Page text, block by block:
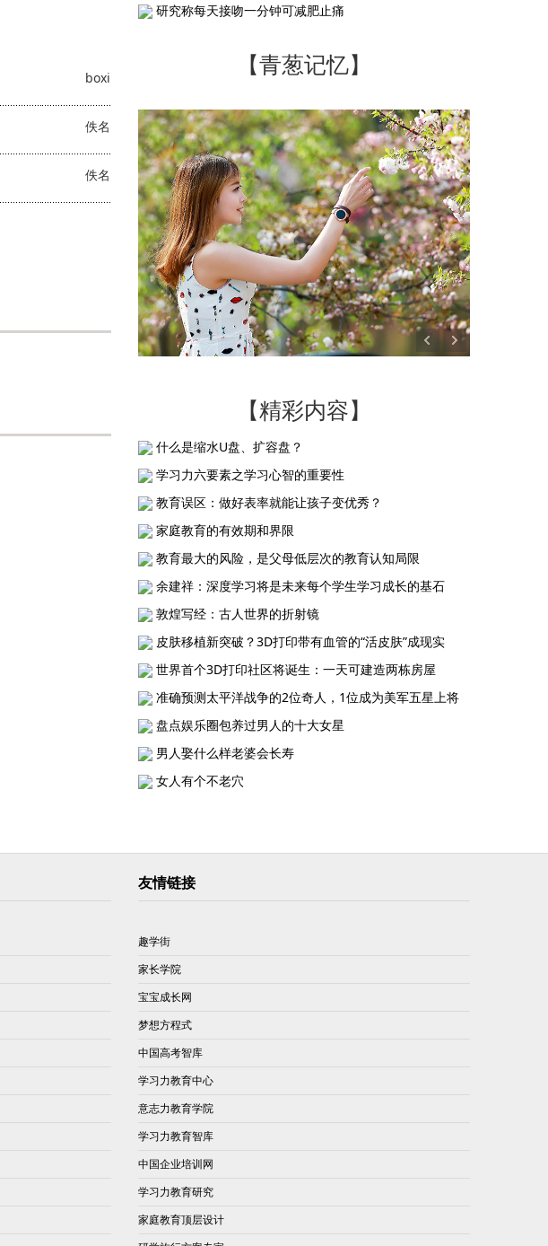
boxi
佚名
佚名
研究称每天接吻一分钟可减肥止痛
【青葱记忆】
【精彩内容】
什么是缩水U盘、扩容盘？
学习力六要素之学习心智的重要性
教育误区：做好表率就能让孩子变优秀？
家庭教育的有效期和界限
教育最大的风险，是父母低层次的教育认知局限
余建祥：深度学习将是未来每个学生学习成长的基石
敦煌写经：古人世界的折射镜
皮肤移植新突破？3D打印带有血管的“活皮肤”成现实
世界首个3D打印社区将诞生：一天可建造两栋房屋
准确预测太平洋战争的2位奇人，1位成为美军五星上将
盘点娱乐圈包养过男人的十大女星
男人娶什么样老婆会长寿
女人有个不老穴
友情链接
趣学街
家长学院
宝宝成长网
梦想方程式
中国高考智库
学习力教育中心
意志力教育学院
学习力教育智库
中国企业培训网
学习力教育研究
家庭教育顶层设计